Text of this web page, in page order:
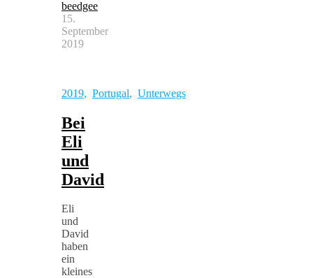
beedgee
15.
September
2019
2019, Portugal, Unterwegs
Bei
Eli
und
David
Eli
und
David
haben
ein
kleines